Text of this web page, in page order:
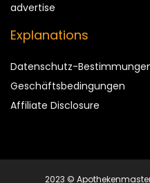
advertise
Explanations
Datenschutz-
Geschäftsbedingungen
Affiliate Disclosure
2023 ©